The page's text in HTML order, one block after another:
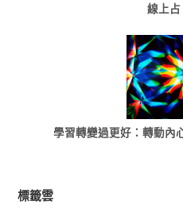
線上
學習轉變過更好：轉動內
標籤雲